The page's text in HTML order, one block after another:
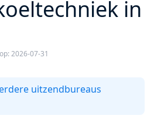
in
2026-07-31
uitzendbureaus